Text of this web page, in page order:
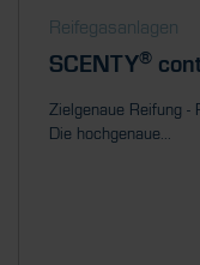
Reifegasanlagen
SCENTY®
Zielgenaue Reifung -
Die hochgenaue...